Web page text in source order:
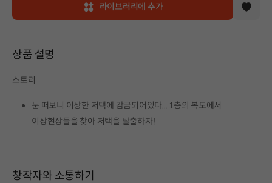
라이브러리에 추가
상품 설명
스토리
눈 떠보니 이상한 저택에 감금되어있다... 1층의 복도에서
이상현상들을 찾아 저택을 탈출하자!
창작자와 소통하기